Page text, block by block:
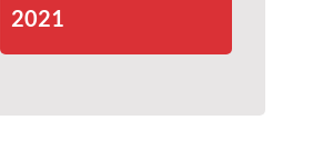
2021